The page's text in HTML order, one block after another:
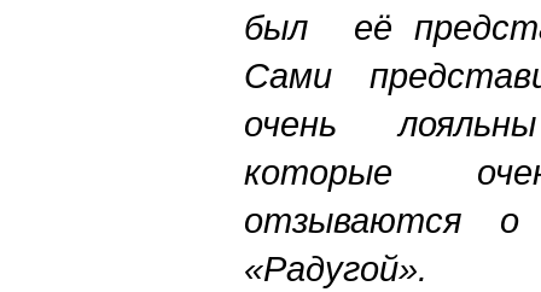
был её
Сами
очень
которые
отзываются о
«Радугой».